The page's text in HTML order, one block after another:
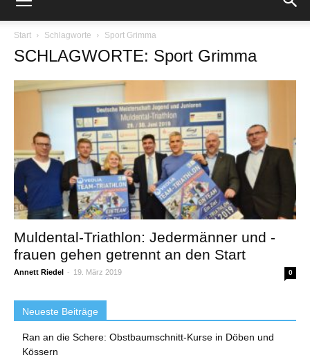
Start Schlagworte Sport Grimma
SCHLAGWORTE: Sport Grimma
Muldental-Triathlon: Jedermänner und -
frauen gehen getrennt an den Start
Annett Riedel - 19. März 2019 0
Neueste Beiträge
Ran an die Schere: Obstbaumschnitt-Kurse in Döben und
Kössern